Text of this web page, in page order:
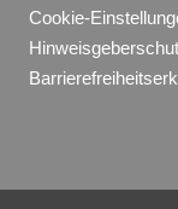
Cookie-